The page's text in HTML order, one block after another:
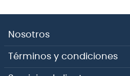
La entrega incluye un
Nosotros
Términos y condiciones